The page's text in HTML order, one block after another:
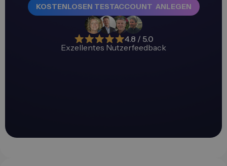
KOSTENLOSEN TESTACCOUNT ANLEGEN
4.8 / 5.0
Exzellentes Nutzerfeedback